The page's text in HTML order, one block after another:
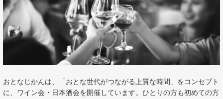
おとなじかんは、「おとな世代がつながる上質な時間」をコンセプト
に、ワイン会・日本酒会を開催しています。ひとりの方も初めての方